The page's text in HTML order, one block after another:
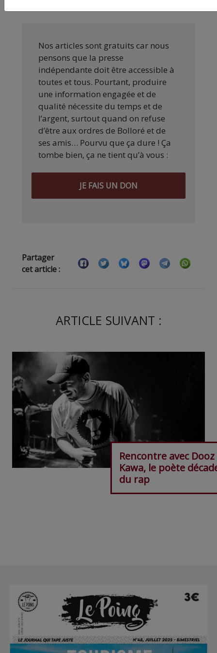
Nos articles sont gratuits car nous
pensons que la presse
indépendante doit être accessible à
toutes et tous. Pourtant, produire
une information engagée et de
qualité nécessite du temps et de
l’argent, surtout quand on refuse
d’être aux ordres de Bolloré et de
ses amis… Pourvu que ça dure ! Ça
tombe bien, ça ne tient qu’à vous :
JE FAIS UN DON
Partager
cet article :
ARTICLE SUIVANT :
Rencontre avec Dooz
Kawa, le poète
du rap